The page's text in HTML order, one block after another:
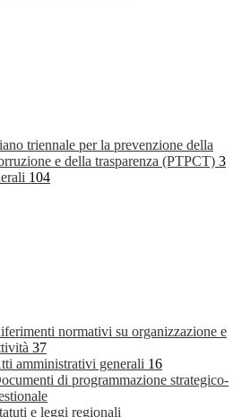
triennale per la prevenzione della
e della trasparenza (PTPCT) 3
104
normativi su organizzazione e
37
amministrativi generali 16
di programmazione strategico-
e leggi regionali